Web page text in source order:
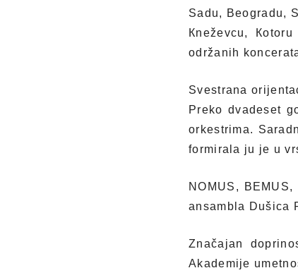
Sadu, Beogradu,
Кneževcu,
održanih
Svestrana
Preko dvadeset
orkestrima.
formirala ju je u
NOMUS,
ansambla Dušica
Značajan
Akademije